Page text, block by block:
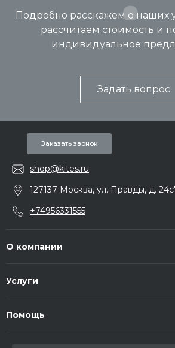
Подробно расскажем о наших
рассчитаем стоимость и
индивидуальное
Задать вопрос
Заказать звонок
shop@kites.ru
127137 Москва, ул. Правды, д.
+74956331555
О компании
Услуги
Помощь